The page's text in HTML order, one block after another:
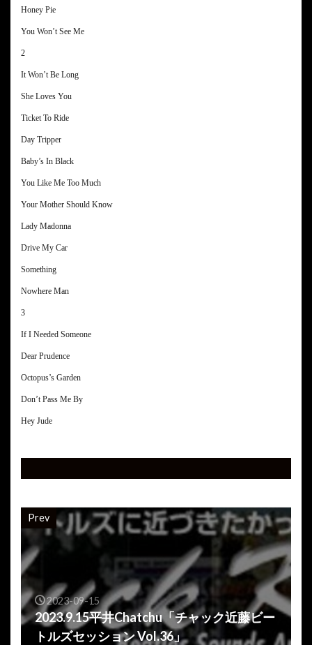
Honey Pie
You Won’t See Me
2
It Won’t Be Long
She Loves You
Ticket To Ride
Day Tripper
Baby’s In Black
You Like Me Too Much
Your Mother Should Know
Lady Madonna
Drive My Car
Something
Nowhere Man
3
If I Needed Someone
Dear Prudence
Octopus’s Garden
Don’t Pass Me By
Hey Jude
Prev
2023-09-15
2023.9.15平井Chatchu「チャック近藤ビー
トルズセッション Vol.36」